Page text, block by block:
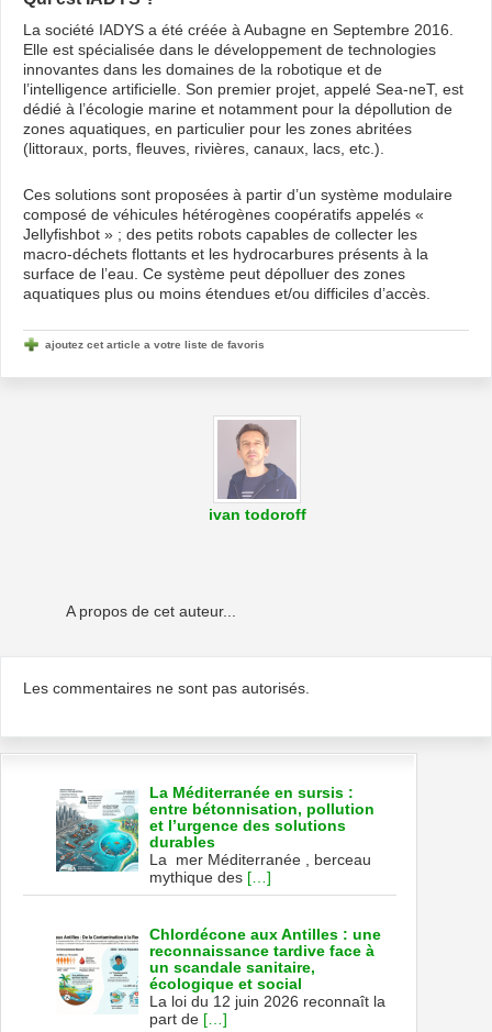
La société IADYS a été créée à Aubagne en Septembre 2016.
Elle est spécialisée dans le développement de technologies
innovantes dans les domaines de la robotique et de
l’intelligence artificielle. Son premier projet, appelé Sea-neT, est
dédié à l’écologie marine et notamment pour la dépollution de
zones aquatiques, en particulier pour les zones abritées
(littoraux, ports, fleuves, rivières, canaux, lacs, etc.).
Ces solutions sont proposées à partir d’un système modulaire
composé de véhicules hétérogènes coopératifs appelés «
Jellyfishbot » ; des petits robots capables de collecter les
macro-déchets flottants et les hydrocarbures présents à la
surface de l’eau. Ce système peut dépolluer des zones
aquatiques plus ou moins étendues et/ou difficiles d’accès.
ajoutez cet article a votre liste de favoris
ivan todoroff
A propos de cet auteur...
Les commentaires ne sont pas autorisés.
La Méditerranée en sursis :
entre bétonnisation, pollution
et l’urgence des solutions
durables
La mer Méditerranée , berceau
mythique des […]
Chlordécone aux Antilles : une
reconnaissance tardive face à
un scandale sanitaire,
écologique et social
La loi du 12 juin 2026 reconnaît la
part de […]